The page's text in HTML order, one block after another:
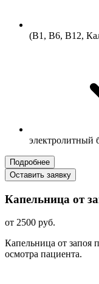
(В1, В6, В12,
электролитный
Подробнее
Оставить заявку
Капельница от
от 2500 руб.
Капельница от запоя
осмотра пациента.